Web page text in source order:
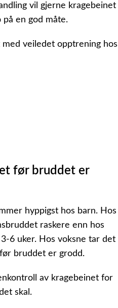
vil gjerne kragebeinet
en god måte.
veiledet opptrening hos
før bruddet er
hyppigst hos barn. Hos
raskere enn hos
6 uker. Hos voksne tar det
bruddet er grodd.
av kragebeinet for
skal.